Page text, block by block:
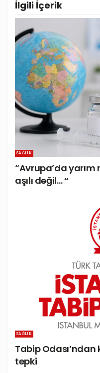
İlgili İçerik
SAĞLIK
“Avrupa’da
aşılı değil… “
SAĞLIK
Tabip Odası’ndan
tepki